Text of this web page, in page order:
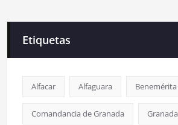
Etiquetas
Alfacar Alfaguara Benemérita
Comandancia de Granada Granada